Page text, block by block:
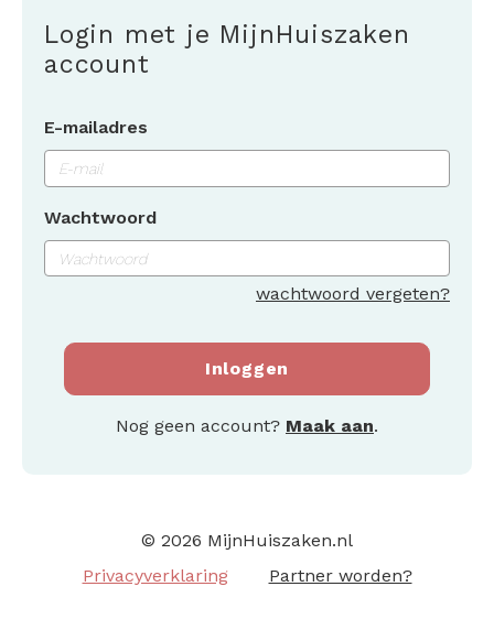
Login met je MijnHuiszaken
account
E-mailadres
Wachtwoord
wachtwoord vergeten?
Inloggen
Nog geen account? Maak aan.
© 2026 MijnHuiszaken.nl
Privacyverklaring
Partner worden?